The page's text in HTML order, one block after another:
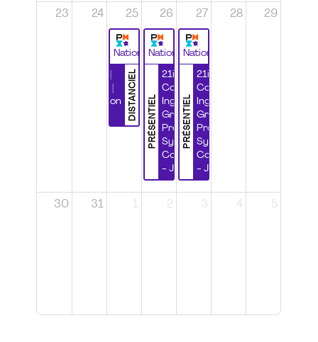
23 24 25
National
DISTANCIEL
Certification
26
National
PRÉSENTIEL
21ième
Congrès
Ingénierie
Grands
Projets et
Systèmes
Complexes
- Jour 1
27
National
PRÉSENTIEL
21ième
Congrès
Ingénierie
Grands
Projets et
Systèmes
Complexes
- Jour 2
28 29
30 31 1 2 3 4 5